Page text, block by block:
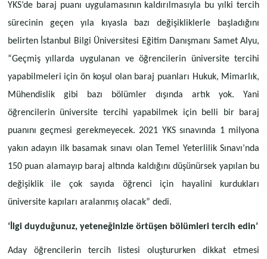
YKS’de baraj puanı uygulamasının kaldırılmasıyla bu yılki tercih
sürecinin geçen yıla kıyasla bazı değişikliklerle başladığını
belirten İstanbul Bilgi Üniversitesi Eğitim Danışmanı Samet Alyu,
“Geçmiş yıllarda uygulanan ve öğrencilerin üniversite tercihi
yapabilmeleri için ön koşul olan baraj puanları Hukuk, Mimarlık,
Mühendislik gibi bazı bölümler dışında artık yok. Yani
öğrencilerin üniversite tercihi yapabilmek için belli bir baraj
puanını geçmesi gerekmeyecek. 2021 YKS sınavında 1 milyona
yakın adayın ilk basamak sınavı olan Temel Yeterlilik Sınavı’nda
150 puan alamayıp baraj altında kaldığını düşünürsek yapılan bu
değişiklik ile çok sayıda öğrenci için hayalini kurdukları
üniversite kapıları aralanmış olacak” dedi.
‘İlgi duyduğunuz, yeteneğinizle örtüşen bölümleri tercih edin’
Aday öğrencilerin tercih listesi oluştururken dikkat etmesi